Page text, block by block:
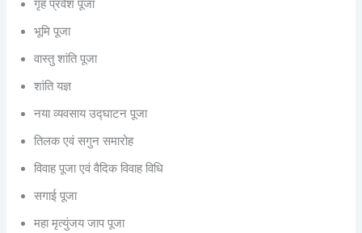
गृह प्रवेश पूजा
भूमि पूजा
वास्तु शांति पूजा
शांति यज्ञ
नया व्यवसाय उद्घाटन पूजा
तिलक एवं सगुन समारोह
विवाह पूजा एवं वैदिक विवाह विधि
सगाई पूजा
महा मृत्युंजय जाप पूजा